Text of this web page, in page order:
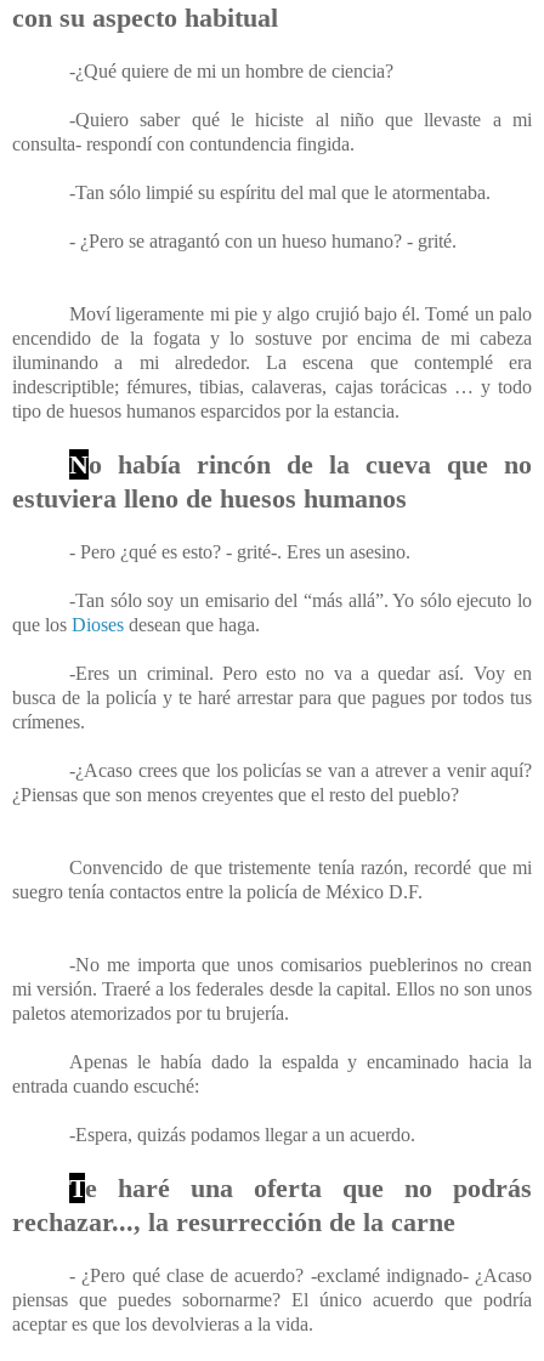
con su aspecto habitual
-¿Qué quiere de mi un hombre de ciencia?
-Quiero saber qué le hiciste al niño que llevaste a mi
consulta- respondí con contundencia fingida.
-Tan sólo limpié su espíritu del mal que le atormentaba.
- ¿Pero se atragantó con un hueso humano? - grité.
Moví ligeramente mi pie y algo crujió bajo él. Tomé un palo
encendido de la fogata y lo sostuve por encima de mi cabeza
iluminando a mi alrededor. La escena que contemplé era
indescriptible; fémures, tibias, calaveras, cajas torácicas … y todo
tipo de huesos humanos esparcidos por la estancia.
No había rincón de la cueva que no
estuviera lleno de huesos humanos
- Pero ¿qué es esto? - grité-. Eres un asesino.
-Tan sólo soy un emisario del “más allá”. Yo sólo ejecuto lo
que los Dioses desean que haga.
-Eres un criminal. Pero esto no va a quedar así. Voy en
busca de la policía y te haré arrestar para que pagues por todos tus
crímenes.
-¿Acaso crees que los policías se van a atrever a venir aquí?
¿Piensas que son menos creyentes que el resto del pueblo?
Convencido de que tristemente tenía razón, recordé que mi
suegro tenía contactos entre la policía de México D.F.
-No me importa que unos comisarios pueblerinos no crean
mi versión. Traeré a los federales desde la capital. Ellos no son unos
paletos atemorizados por tu brujería.
Apenas le había dado la espalda y encaminado hacia la
entrada cuando escuché:
-Espera, quizás podamos llegar a un acuerdo.
Te haré una oferta que no podrás
rechazar..., la resurrección de la carne
- ¿Pero qué clase de acuerdo? -exclamé indignado- ¿Acaso
piensas que puedes sobornarme? El único acuerdo que podría
aceptar es que los devolvieras a la vida.